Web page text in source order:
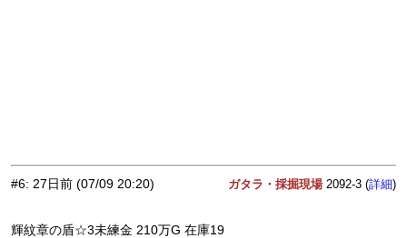
#6: 27日前 (07/09 20:20) ガタラ・採掘現場2092-3 (詳細)
輝紋章の盾☆3未練金 210万G 在庫19